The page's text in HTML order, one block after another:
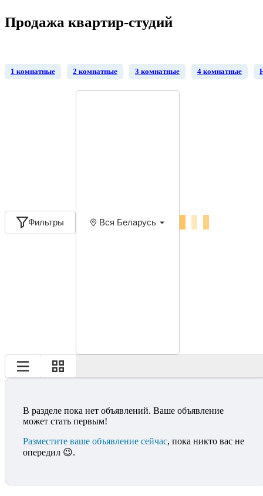
Продажа квартир-студий
1 комнатные 2 комнатные 3 комнатные 4 комнатные
Фильтры Вся Беларусь
В разделе пока нет объявлений. Ваше объявление
может стать первым!
Разместите ваше объявление сейчас, пока никто вас не
опередил 😉.